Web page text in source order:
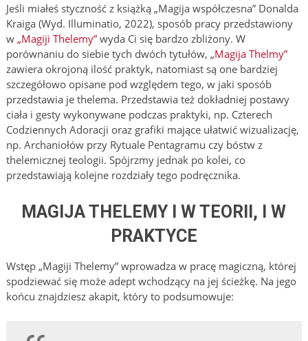
Jeśli miałeś styczność z książką „Magija współczesna” Donalda
Kraiga (Wyd. Illuminatio, 2022), sposób pracy przedstawiony
w „Magiji Thelemy”wyda Ci się bardzo zbliżony. W
porównaniu do siebie tych dwóch tytułów, „Magija Thelmy”
zawiera okrojoną ilość praktyk, natomiast są one bardziej
szczegółowo opisane pod względem tego, w jaki sposób
przedstawia je thelema. Przedstawia też dokładniej postawy
ciała i gesty wykonywane podczas praktyki, np. Czterech
Codziennych Adoracji oraz grafiki mające ułatwić wizualizację,
np. Archaniołów przy Rytuale Pentagramu czy bóstw z
thelemicznej teologii. Spójrzmy jednak po kolei, co
przedstawiają kolejne rozdziały tego podręcznika.
MAGIJA THELEMY I W TEORII, I W
PRAKTYCE
Wstęp „Magiji Thelemy” wprowadza w pracę magiczną, której
spodziewać się może adept wchodzący na jej ścieżkę. Na jego
końcu znajdziesz akapit, który to podsumowuje: